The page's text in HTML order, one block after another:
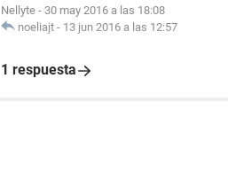
Nellyte - 30 may 2016 a las 18:08
noeliajt - 13 jun 2016 a las 12:57
1 respuesta